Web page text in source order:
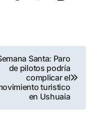
Santa: Paro
de pilotos podría
complicar el
turistico
en Ushuaia